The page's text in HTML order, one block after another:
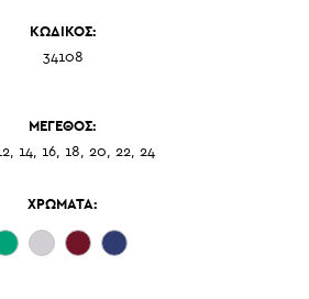
ΚΩΔΙΚΟΣ:
34108
ΜΕΓΕΘΟΣ:
14, 16, 18, 20, 22, 24
ΧΡΩΜΑΤΑ: